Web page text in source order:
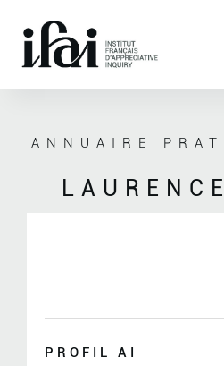
ANNUAIRE
PROFIL AI